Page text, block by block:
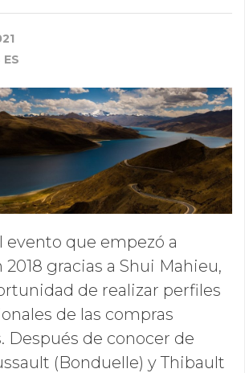
ES
evento que empezó a
2018 gracias a Shui Mahieu,
de realizar perfiles
de las compras
Después de conocer de
(Bonduelle) y Thibault